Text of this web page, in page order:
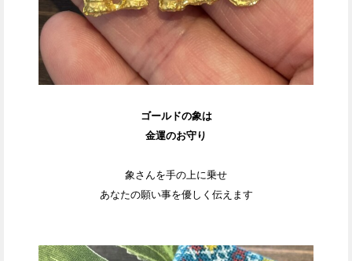
ゴールドの象は
金運のお守り
象さんを手の上に乗せ
あなたの願い事を優しく伝えます